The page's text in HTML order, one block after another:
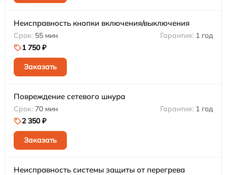
Неисправность кнопки включения/выключения
55 мин
1 год
1 750 ₽
Заказать
Повреждение сетевого шнура
70 мин
1 год
2 350 ₽
Заказать
Неисправность системы защиты от перегрева